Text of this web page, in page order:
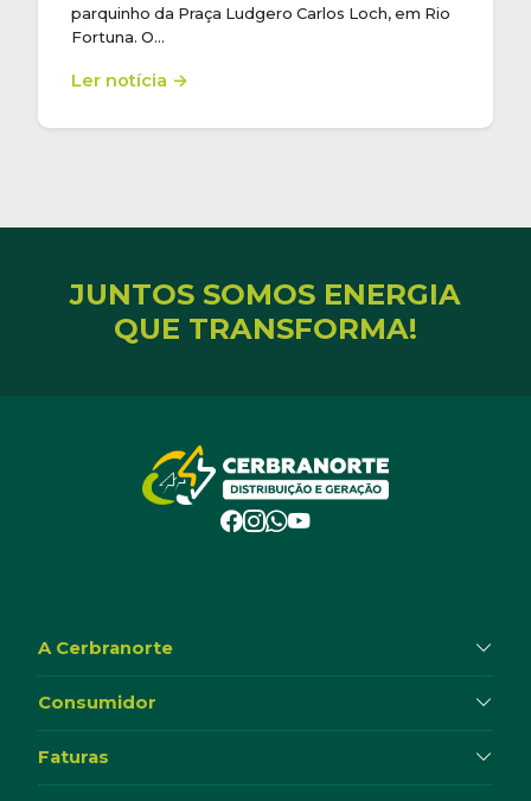
parquinho da Praça Ludgero Carlos Loch, em Rio
Fortuna. O…
Ler notícia →
JUNTOS SOMOS ENERGIA
QUE TRANSFORMA!
A Cerbranorte
Consumidor
Faturas